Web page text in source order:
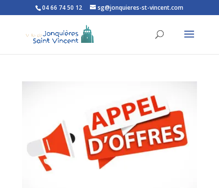
Ouvrir la barre d’outils
04 66 74 50 12 sg@jonquieres-st-vincent.com